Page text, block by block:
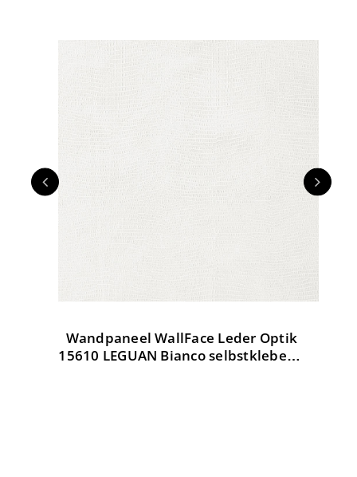
Wandpaneel WallFace Leder Optik
15610 LEGUAN Bianco selbstklebend